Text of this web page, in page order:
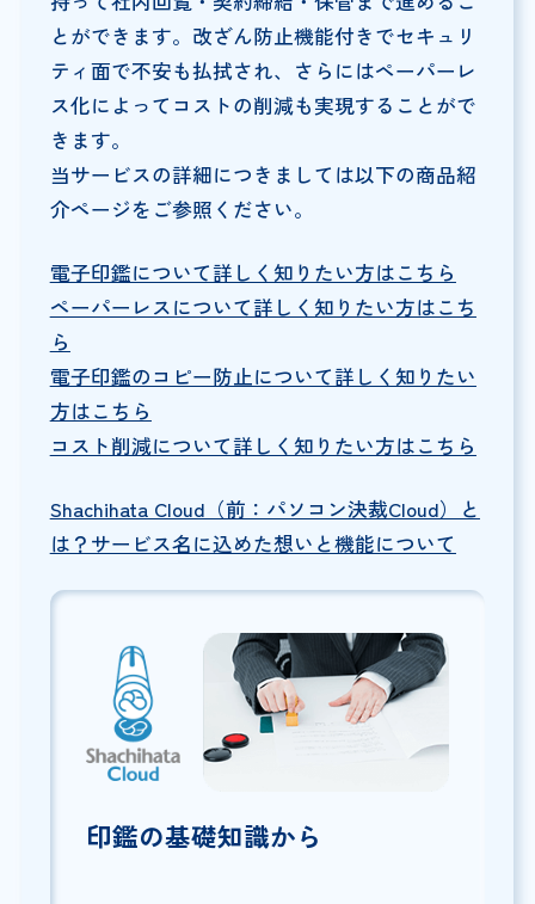
とができます。改ざん防止機能付きでセキュリ
ティ面で不安も払拭され、さらにはペーパーレ
ス化によってコストの削減も実現することがで
きます。
当サービスの詳細につきましては以下の商品紹
介ページをご参照ください。
電子印鑑について詳しく知りたい方はこちら
ペーパーレスについて詳しく知りたい方はこち
ら
電子印鑑のコピー防止について詳しく知りたい
方はこちら
コスト削減について詳しく知りたい方はこちら
Shachihata Cloud（前：パソコン決裁Cloud）と
は？サービス名に込めた想いと機能について
印鑑の基礎知識から